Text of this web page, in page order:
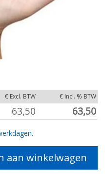
€ Excl. BTW € Incl. % BTW
63,50 63,50
aan winkelwagen